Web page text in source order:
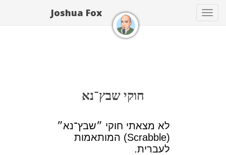
Toggle
Joshua Fox
חוקי שבץ־נא
לא מצאתי חוקי ״שבץ־נא״
(Scrabble) המותאמות
לעברית.